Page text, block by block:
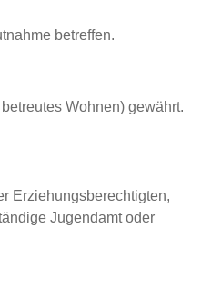
betreffen.
Wohnen) gewährt.
Erziehungsberechtigten,
Jugendamt oder